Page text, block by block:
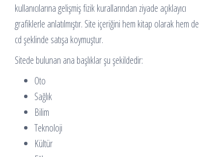
kullanıcılarına gelişmiş fizik kurallarından ziyade açıklayıcı
grafiklerle anlatılmıştır. Site içeriğini hem kitap olarak hem de
cd şeklinde satışa koymuştur.
Sitede bulunan ana başlıklar şu şekildedir:
Oto
Sağlık
Bilim
Teknoloji
Kültür